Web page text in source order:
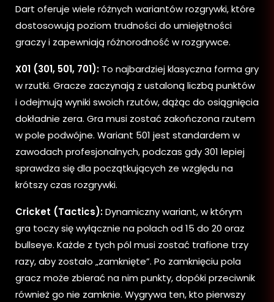
Dart oferuje wiele różnych wariantów rozgrywki, które
dostosowują poziom trudności do umiejętności
graczy i zapewniają różnorodność w rozgrywce.
X01 (301, 501, 701): To najbardziej klasyczna forma gry
w rzutki. Gracze zaczynają z ustaloną liczbą punktów
i odejmują wyniki swoich rzutów, dążąc do osiągnięcia
dokładnie zera. Gra musi zostać zakończona rzutem
w pole podwójne. Wariant 501 jest standardem w
zawodach profesjonalnych, podczas gdy 301 lepiej
sprawdza się dla początkujących ze względu na
krótszy czas rozgrywki.
Cricket (Tactics):Dynamiczny wariant, w którym
gra toczy się wyłącznie na polach od 15 do 20 oraz
bullseye. Każde z tych pól musi zostać trafione trzy
razy, aby zostało „zamknięte”. Po zamknięciu pola
gracz może zbierać na nim punkty, dopóki przeciwnik
również go nie zamknie. Wygrywa ten, kto pierwszy